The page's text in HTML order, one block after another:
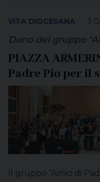
3
VITA DIOCESANA
Dono del gruppo
PIAZZA
Padre Pio per il
Il gruppo “Amici di